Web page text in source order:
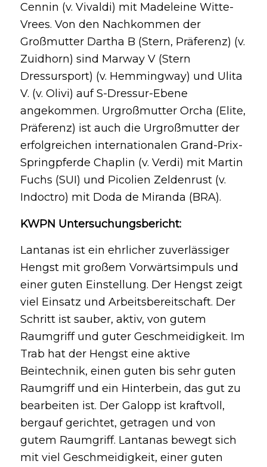
Cennin (v. Vivaldi) mit Madeleine Witte-
Vrees. Von den Nachkommen der
Großmutter Dartha B (Stern, Präferenz) (v.
Zuidhorn) sind Marway V (Stern
Dressursport) (v. Hemmingway) und Ulita
V. (v. Olivi) auf S-Dressur-Ebene
angekommen. Urgroßmutter Orcha (Elite,
Präferenz) ist auch die Urgroßmutter der
erfolgreichen internationalen Grand-Prix-
Springpferde Chaplin (v. Verdi) mit Martin
Fuchs (SUI) und Picolien Zeldenrust (v.
Indoctro) mit Doda de Miranda (BRA).
KWPN Untersuchungsbericht:
Lantanas ist ein ehrlicher zuverlässiger
Hengst mit großem Vorwärtsimpuls und
einer guten Einstellung. Der Hengst zeigt
viel Einsatz und Arbeitsbereitschaft. Der
Schritt ist sauber, aktiv, von gutem
Raumgriff und guter Geschmeidigkeit. Im
Trab hat der Hengst eine aktive
Beintechnik, einen guten bis sehr guten
Raumgriff und ein Hinterbein, das gut zu
bearbeiten ist. Der Galopp ist kraftvoll,
bergauf gerichtet, getragen und von
gutem Raumgriff. Lantanas bewegt sich
mit viel Geschmeidigkeit, einer guten